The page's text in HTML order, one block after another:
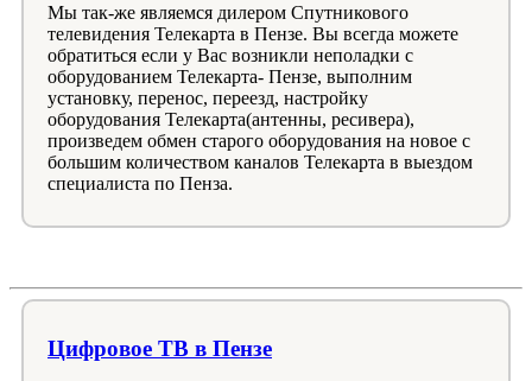
Мы так-же являемся дилером Спутникового
телевидения Телекарта в Пензе. Вы всегда можете
обратиться если у Вас возникли неполадки с
оборудованием Телекарта- Пензе, выполним
установку, перенос, переезд, настройку
оборудования Телекарта(антенны, ресивера),
произведем обмен старого оборудования на новое с
большим количеством каналов Телекарта в выездом
специалиста по Пенза.
Цифровое ТВ в Пензе